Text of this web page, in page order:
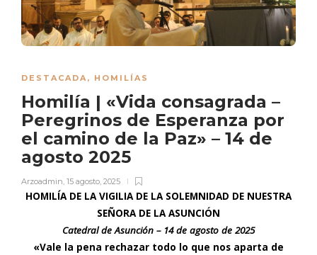
DESTACADA, HOMILÍAS
Homilía | «Vida consagrada –
Peregrinos de Esperanza por
el camino de la Paz» – 14 de
agosto 2025
Arzoadmin, 15 agosto, 2025
HOMILÍA DE LA VIGILIA DE LA SOLEMNIDAD DE NUESTRA
SEÑORA DE LA ASUNCIÓN
Catedral de Asunción – 14 de agosto de 2025
«Vale la pena rechazar todo lo que nos aparta de